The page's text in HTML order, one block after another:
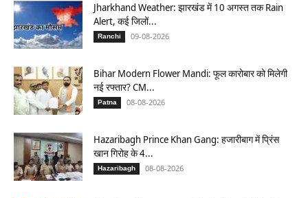
Jharkhand Weather: झारखंड में 10 अगस्त तक Rain
Alert, कई जिलों...
Ranchi 09-08-2026
Bihar Modern Flower Mandi: फूल कारोबार को मिलेगी
नई रफ्तार? CM...
Patna 08-08-2026
Hazaribagh Prince Khan Gang: हजारीबाग में प्रिंस
खान गिरोह के 4...
Hazaribagh 08-08-2026